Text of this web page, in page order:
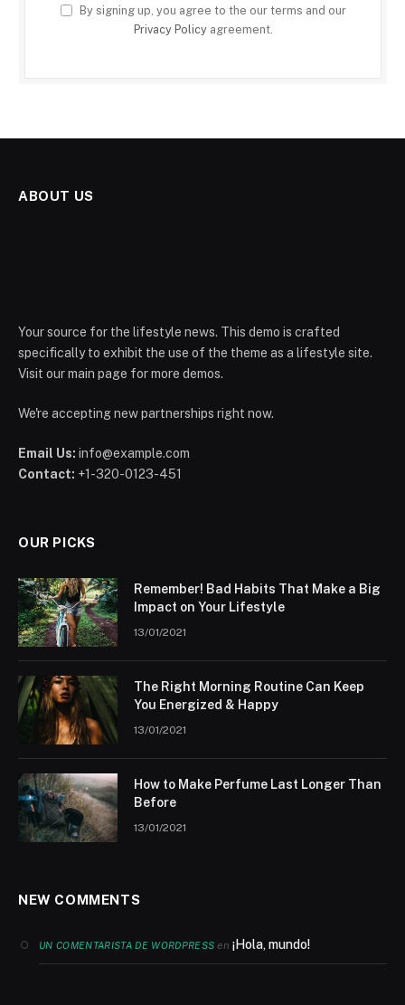
By signing up, you agree to the our terms and our
Privacy Policyagreement.
ABOUT US
Your source for the lifestyle news. This demo is crafted
specifically to exhibit the use of the theme as a lifestyle site.
Visit our main page for more demos.
We're accepting new partnerships right now.
Email Us: info@example.com
Contact: +1-320-0123-451
OUR PICKS
Remember! Bad Habits That Make a Big
Impact on Your Lifestyle
13/01/2021
The Right Morning Routine Can Keep
You Energized & Happy
13/01/2021
How to Make Perfume Last Longer Than
Before
13/01/2021
NEW COMMENTS
UN COMENTARISTA DE WORDPRESS en¡Hola, mundo!